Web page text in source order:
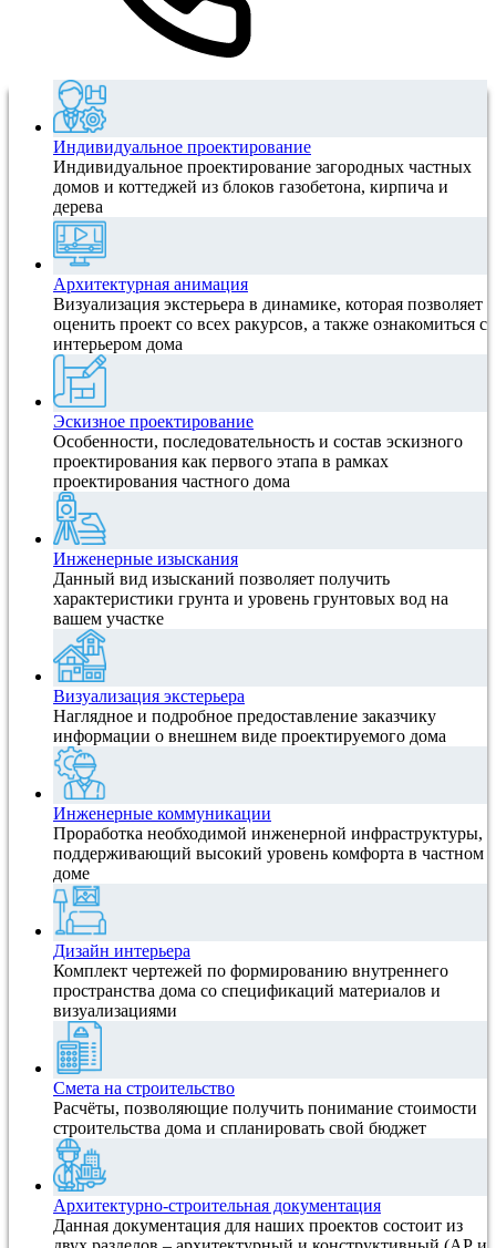
Индивидуальное проектирование
Индивидуальное проектирование загородных частных
домов и коттеджей из блоков газобетона, кирпича и
дерева
Архитектурная анимация
Визуализация экстерьера в динамике, которая позволяет
оценить проект со всех ракурсов, а также ознакомиться с
интерьером дома
Эскизное проектирование
Особенности, последовательность и состав эскизного
проектирования как первого этапа в рамках
проектирования частного дома
Инженерные изыскания
Данный вид изысканий позволяет получить
характеристики грунта и уровень грунтовых вод на
вашем участке
Визуализация экстерьера
Наглядное и подробное предоставление заказчику
информации о внешнем виде проектируемого дома
Инженерные коммуникации
Проработка необходимой инженерной инфраструктуры,
поддерживающий высокий уровень комфорта в частном
доме
Дизайн интерьера
Комплект чертежей по формированию внутреннего
пространства дома со спецификаций материалов и
визуализациями
Смета на строительство
Расчёты, позволяющие получить понимание стоимости
строительства дома и спланировать свой бюджет
Архитектурно-строительная документация
Данная документация для наших проектов состоит из